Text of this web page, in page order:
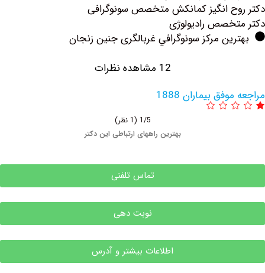
انگیز کمانکش متخصص سونوگرافی
رادیولوژی
مرکز سونوگرافي غربالگری جنین زنجان
بیماران 1888
بهترین راههای ارتباطی این دکتر
تماس تلفنی
نوبت دهی
اطلاعات بیشتر و آدرس